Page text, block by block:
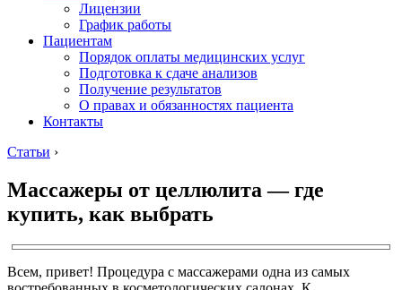
Лицензии
График работы
Пациентам
Порядок оплаты медицинских услуг
Подготовка к сдаче анализов
Получение результатов
О правах и обязанностях пациента
Контакты
Статьи ›
Массажеры от целлюлита — где
купить, как выбрать
Всем, привет! Процедура с массажерами одна из самых